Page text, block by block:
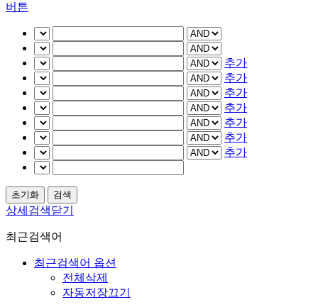
버튼
추가
추가
추가
추가
추가
추가
추가
상세검색닫기
최근검색어
최근검색어 옵션
전체삭제
자동저장끄기